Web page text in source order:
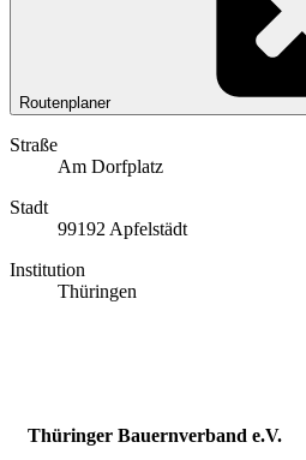
Routenplaner
Straße
Am Dorfplatz
Stadt
99192 Apfelstädt
Institution
Thüringen
Thüringer Bauernverband e.V.